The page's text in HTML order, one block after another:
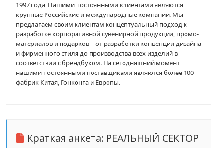
1997 года. Нашими постоянными клиентами являются
крупные Российские и международные компании. Мы
предлагаем своим клиентам концептуальный подход к
разработке корпоративной сувенирной продукции, промо-
материалов и подарков – от разработки концепции дизайна
и фирменного стиля до производства всех изделий в
соответствии с брендбуком. На сегодняшний момент
нашими постоянными поставщиками являются более 100
фабрик Китая, Гонконга и Европы.
Краткая анкета: РЕАЛЬНЫЙ СЕКТОР